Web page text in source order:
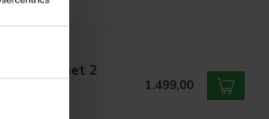
140 met 2
eiken 1.499,00